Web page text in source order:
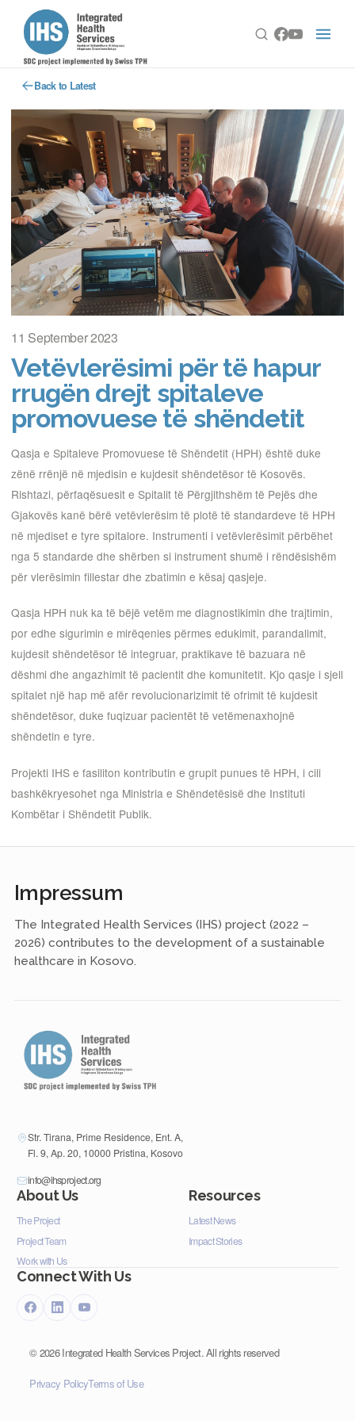
Back to Latest
11 September 2023
Vetëvlerësimi për të hapur
rrugën drejt spitaleve
promovuese të shëndetit
Qasja e Spitaleve Promovuese të Shëndetit (HPH) është duke
zënë rrënjë në mjedisin e kujdesit shëndetësor të Kosovës.
Rishtazi, përfaqësuesit e Spitalit të Përgjithshëm të Pejës dhe
Gjakovës kanë bërë vetëvlerësim të plotë të standardeve të HPH
në mjediset e tyre spitalore. Instrumenti i vetëvlerësimit përbëhet
nga 5 standarde dhe shërben si instrument shumë i rëndësishëm
për vlerësimin fillestar dhe zbatimin e kësaj qasjeje.
Qasja HPH nuk ka të bëjë vetëm me diagnostikimin dhe trajtimin,
por edhe sigurimin e mirëqenies përmes edukimit, parandalimit,
kujdesit shëndetësor të integruar, praktikave të bazuara në
dëshmi dhe angazhimit të pacientit dhe komunitetit. Kjo qasje i sjell
spitalet një hap më afër revolucionarizimit të ofrimit të kujdesit
shëndetësor, duke fuqizuar pacientët të vetëmenaxhojnë
shëndetin e tyre.
Projekti IHS e fasiliton kontributin e grupit punues të HPH, i cili
bashkëkryesohet nga Ministria e Shëndetësisë dhe Instituti
Kombëtar i Shëndetit Publik.
Impressum
The Integrated Health Services (IHS) project (2022 –
2026) contributes to the development of a sustainable
healthcare in Kosovo.
Str. Tirana, Prime Residence, Ent. A,
Fl. 9, Ap. 20, 10000 Pristina, Kosovo
info@ihsproject.org
About Us
The Project
Project Team
Work with Us
Resources
Latest News
Impact Stories
Connect With Us
©2026Integrated Health Services Project. All rights reserved
Privacy PolicyTerms of Use